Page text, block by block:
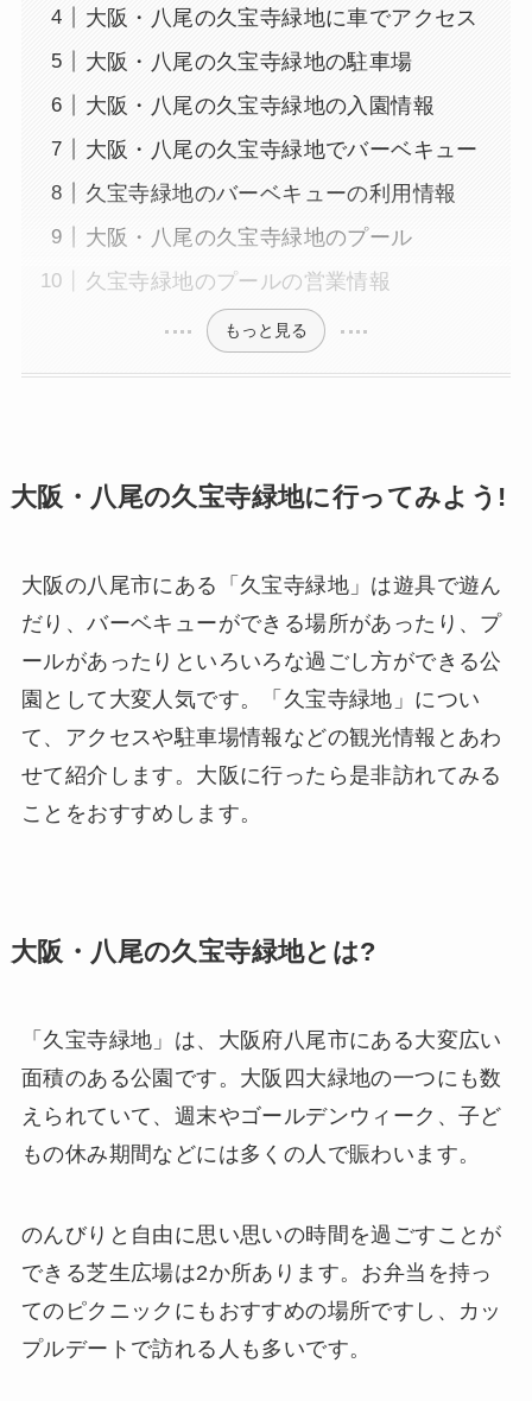
大阪・八尾の久宝寺緑地に車でアクセス
大阪・八尾の久宝寺緑地の駐車場
大阪・八尾の久宝寺緑地の入園情報
大阪・八尾の久宝寺緑地でバーベキュー
久宝寺緑地のバーベキューの利用情報
大阪・八尾の久宝寺緑地のプール
久宝寺緑地のプールの営業情報
もっと見る
大阪・八尾の久宝寺緑地に行ってみよう!
大阪の八尾市にある「久宝寺緑地」は遊具で遊ん
だり、バーベキューができる場所があったり、プ
ールがあったりといろいろな過ごし方ができる公
園として大変人気です。「久宝寺緑地」につい
て、アクセスや駐車場情報などの観光情報とあわ
せて紹介します。大阪に行ったら是非訪れてみる
ことをおすすめします。
大阪・八尾の久宝寺緑地とは?
「久宝寺緑地」は、大阪府八尾市にある大変広い
面積のある公園です。大阪四大緑地の一つにも数
えられていて、週末やゴールデンウィーク、子ど
もの休み期間などには多くの人で賑わいます。
のんびりと自由に思い思いの時間を過ごすことが
できる芝生広場は2か所あります。お弁当を持っ
てのピクニックにもおすすめの場所ですし、カッ
プルデートで訪れる人も多いです。